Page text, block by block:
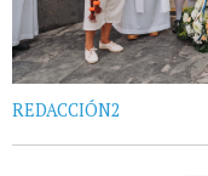
REDACCIÓN2